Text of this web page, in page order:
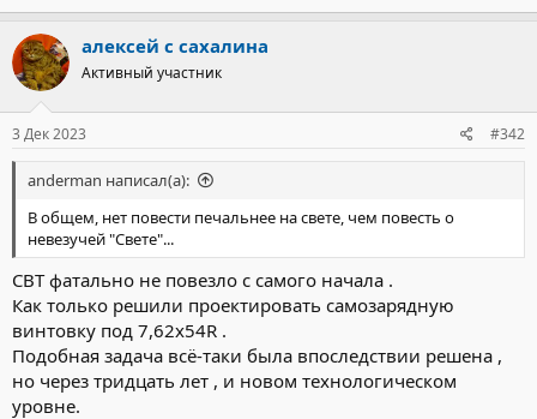
алексей с сахалина
Активный участник
3 Дек 2023 #342
anderman написал(а):
В общем, нет повести печальнее на свете, чем повесть о
невезучей "Свете"...
СВТ фатально не повезло с самого начала .
Как только решили проектировать самозарядную
винтовку под 7,62х54R .
Подобная задача всё-таки была впоследствии решена ,
но через тридцать лет , и новом технологическом
уровне.